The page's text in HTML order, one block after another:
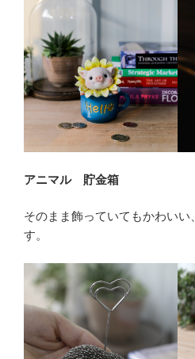
アニマル 貯金箱
そのまま飾っていてもかわい
す。